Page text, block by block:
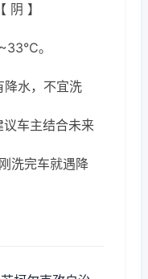
】
。
降水，不宜洗
车主结合未来
洗完车就遇降